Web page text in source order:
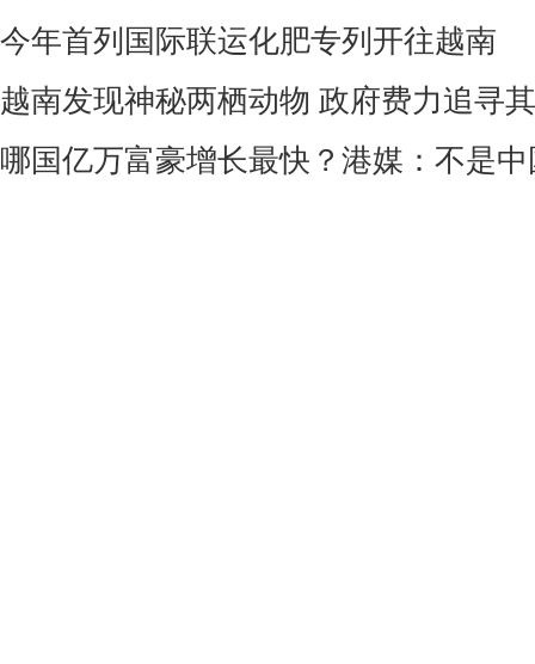
今年首列国际联运化肥专列开往越南
越南发现神秘两栖动物 政府费力追寻
哪国亿万富豪增长最快？港媒：不是